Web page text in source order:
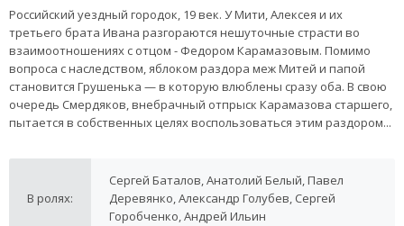
Российский уездный городок, 19 век. У Мити, Алексея и их
третьего брата Ивана разгораются нешуточные страсти во
взаимоотношениях с отцом - Федором Карамазовым. Помимо
вопроса с наследством, яблоком раздора меж Митей и папой
становится Грушенька — в которую влюблены сразу оба. В свою
очередь Смердяков, внебрачный отпрыск Карамазова старшего,
пытается в собственных целях воспользоваться этим раздором...
В ролях:
Сергей Баталов, Анатолий Белый, Павел
Деревянко, Александр Голубев, Сергей
Горобченко, Андрей Ильин